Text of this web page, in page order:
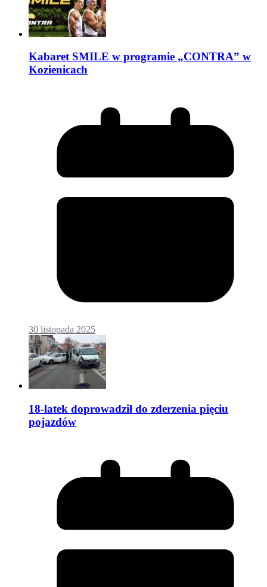
Kabaret SMILE w programie „CONTRA” w
Kozienicach
30 listopada 2025
18-latek doprowadził do zderzenia pięciu
pojazdów